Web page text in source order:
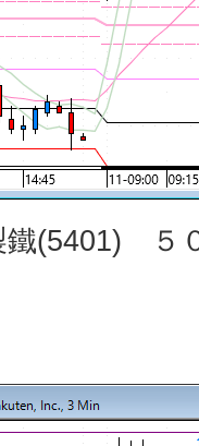
鐵(5401)